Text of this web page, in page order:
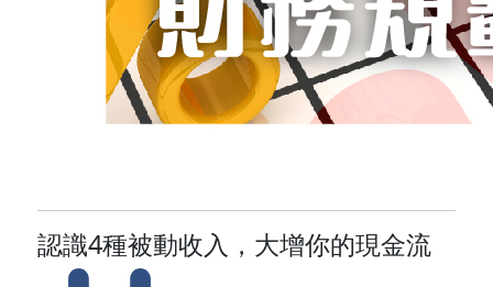
認識4種被動收入，大增你的現金流